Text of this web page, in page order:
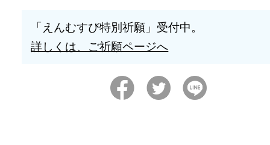
「えんむすび特別祈願」受付中。
詳しくは、ご祈願ページへ